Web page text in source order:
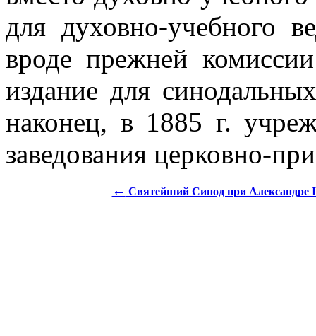
для духовно-учебного
вроде прежней
издание для
наконец, в 1885 г.
заведования церковно-
← Святейший Синод при Александре